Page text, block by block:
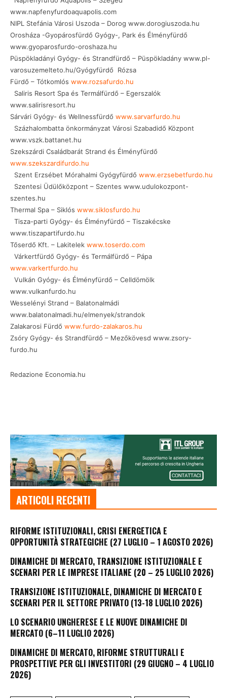
www.napfenyfurdoaquapolis.com
NIPL Stefánia Városi Uszoda – Dorog www.dorogiuszoda.hu
Orosháza -Gyopárosfürdő Gyógy-, Park és Élményfürdő
www.gyoparosfurdo-oroshaza.hu
Püspökladányi Gyógy- és Strandfürdő – Püspökladány www.pl-
varosuzemelteto.hu/Gyógyfürdő Rózsa
Fürdő – Tótkomlós www.rozsafurdo.hu
Saliris Resort Spa és Termálfürdő – Egerszalók
www.salirisresort.hu
Sárvári Gyógy- és Wellnessfürdő www.sarvarfurdo.hu
Százhalombatta önkormányzat Városi Szabadidő Központ
www.vszk.battanet.hu
Szekszárdi Családbarát Strand és Élményfürdő
www.szekszardifurdo.hu
Szent Erzsébet Mórahalmi Gyógyfürdő www.erzsebetfurdo.hu
Szentesi Üdülőközpont – Szentes www.udulokozpont-
szentes.hu
Thermal Spa – Siklós www.siklosfurdo.hu
Tisza-parti Gyógy- és Élményfürdő – Tiszakécske
www.tiszapartifurdo.hu
Tőserdő Kft. – Lakitelek www.toserdo.com
Várkertfürdő Gyógy- és Termálfürdő – Pápa
www.varkertfurdo.hu
Vulkán Gyógy- és Élményfürdő – Celldömölk
www.vulkanfurdo.hu
Wesselényi Strand – Balatonalmádi
www.balatonalmadi.hu/elmenyek/strandok
Zalakarosi Fürdő www.furdo-zalakaros.hu
Zsóry Gyógy- és Strandfürdő – Mezőkövesd www.zsory-
furdo.hu
Redazione Economia.hu
ARTICOLI RECENTI
RIFORME ISTITUZIONALI, CRISI ENERGETICA E
OPPORTUNITÀ STRATEGICHE (27 LUGLIO – 1 AGOSTO 2026)
DINAMICHE DI MERCATO, TRANSIZIONE ISTITUZIONALE E
SCENARI PER LE IMPRESE ITALIANE (20 – 25 LUGLIO 2026)
TRANSIZIONE ISTITUZIONALE, DINAMICHE DI MERCATO E
SCENARI PER IL SETTORE PRIVATO (13-18 LUGLIO 2026)
LO SCENARIO UNGHERESE E LE NUOVE DINAMICHE DI
MERCATO (6–11 LUGLIO 2026)
DINAMICHE DI MERCATO, RIFORME STRUTTURALI E
PROSPETTIVE PER GLI INVESTITORI (29 GIUGNO – 4 LUGLIO
2026)